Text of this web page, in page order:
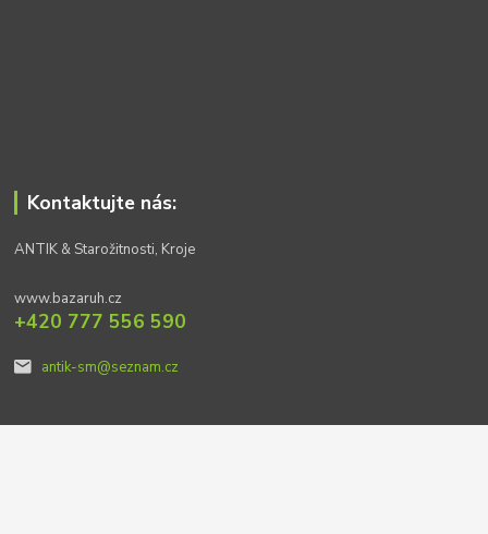
Kontaktujte nás:
ANTIK & Starožitnosti, Kroje
www.bazaruh.cz
+420 777 556 590
antik-sm@seznam.cz